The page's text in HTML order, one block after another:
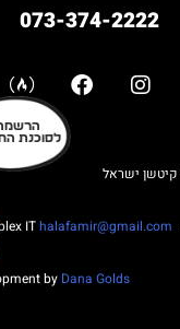
073-374-2222
קיטשן ישראל
halafamir@gmail.com
by Dana Golds
לסוכנת